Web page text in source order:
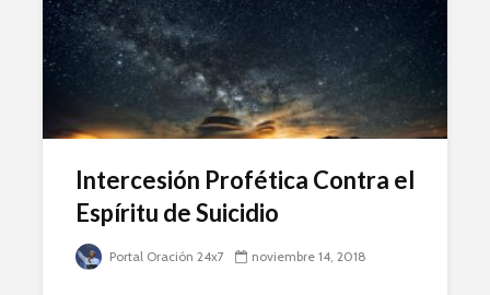
Intercesión Profética Contra el
Espíritu de Suicidio
Portal Oración 24x7 noviembre 14, 2018